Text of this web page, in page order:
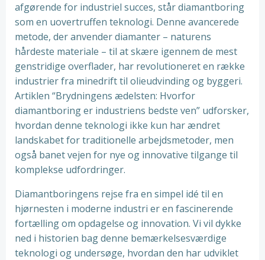
afgørende for industriel succes, står diamantboring
som en uovertruffen teknologi. Denne avancerede
metode, der anvender diamanter – naturens
hårdeste materiale – til at skære igennem de mest
genstridige overflader, har revolutioneret en række
industrier fra minedrift til olieudvinding og byggeri.
Artiklen “Brydningens ædelsten: Hvorfor
diamantboring er industriens bedste ven” udforsker,
hvordan denne teknologi ikke kun har ændret
landskabet for traditionelle arbejdsmetoder, men
også banet vejen for nye og innovative tilgange til
komplekse udfordringer.
Diamantboringens rejse fra en simpel idé til en
hjørnesten i moderne industri er en fascinerende
fortælling om opdagelse og innovation. Vi vil dykke
ned i historien bag denne bemærkelsesværdige
teknologi og undersøge, hvordan den har udviklet